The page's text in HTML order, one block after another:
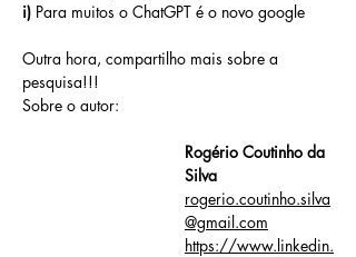
i) Para muitos o ChatGPT é o novo google
Outra hora, compartilho mais sobre a
pesquisa!!!
Sobre o autor:
Rogério Coutinho da
Silva
rogerio.coutinho.silva
@gmail.com
https://www.linkedin.